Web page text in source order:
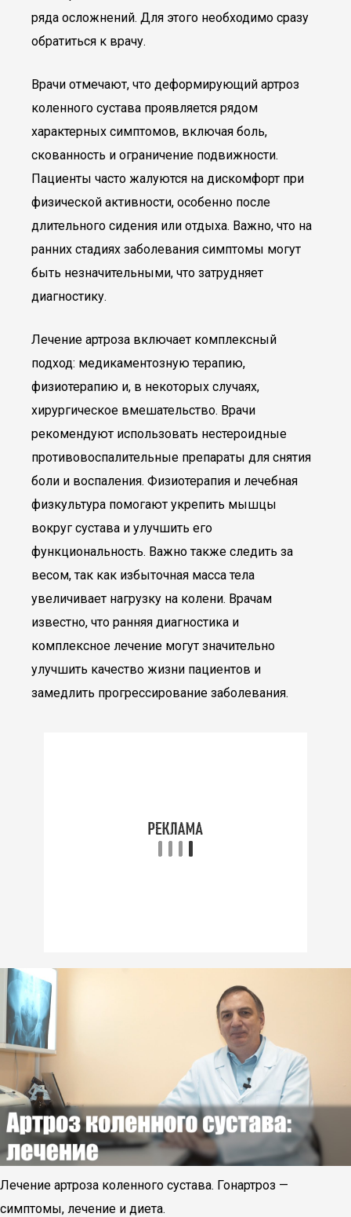
ряда осложнений. Для этого необходимо сразу
обратиться к врачу.
Врачи отмечают, что деформирующий артроз
коленного сустава проявляется рядом
характерных симптомов, включая боль,
скованность и ограничение подвижности.
Пациенты часто жалуются на дискомфорт при
физической активности, особенно после
длительного сидения или отдыха. Важно, что на
ранних стадиях заболевания симптомы могут
быть незначительными, что затрудняет
диагностику.
Лечение артроза включает комплексный
подход: медикаментозную терапию,
физиотерапию и, в некоторых случаях,
хирургическое вмешательство. Врачи
рекомендуют использовать нестероидные
противовоспалительные препараты для снятия
боли и воспаления. Физиотерапия и лечебная
физкультура помогают укрепить мышцы
вокруг сустава и улучшить его
функциональность. Важно также следить за
весом, так как избыточная масса тела
увеличивает нагрузку на колени. Врачам
известно, что ранняя диагностика и
комплексное лечение могут значительно
улучшить качество жизни пациентов и
замедлить прогрессирование заболевания.
Лечение артроза коленного сустава. Гонартроз —
симптомы, лечение и диета.